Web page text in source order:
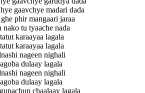
gaavchye madari dada
phir mangaari jaraa
nako tu tyaache nada
karaayaa lagala
karaayaa lagala
nageen nighali
dulaay lagala
nageen nighali
dulaay lagala
chaalaay lagala